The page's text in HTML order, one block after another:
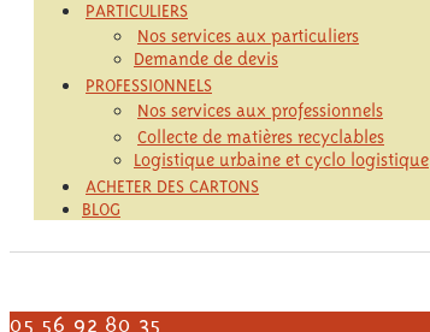
PARTICULIERS
Nos services aux particuliers
Demande de devis
PROFESSIONNELS
Nos services aux professionnels
Collecte de matières recyclables
Logistique urbaine et cyclo logistique
ACHETER DES CARTONS
BLOG
05 56 92 80 35